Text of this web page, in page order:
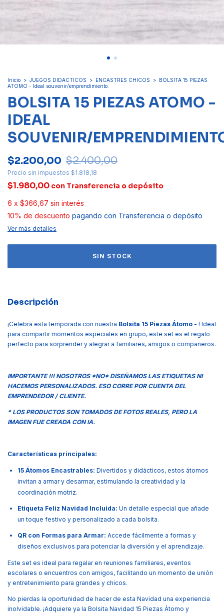
Inicio > JUEGOS DIDACTICOS > ENCASTRES CHICOS > BOLSITA 15 PIEZAS
ATOMO - Ideal souvenir/emprendimiento.
BOLSITA 15 PIEZAS ATOMO -
IDEAL
SOUVENIR/
$2.200,00 $2.400,00
Precio sin impuestos $1.818,18
$1.980,00 con Transferencia o depósito
6 x $366,67 sin interés
10% de descuento pagando con Transferencia o depósito
Ver más detalles
Descripción
¡Celebra esta temporada con nuestra Bolsita 15 Piezas Átomo - ! Ideal
para compartir momentos especiales en grupo, este set es el regalo
perfecto para sorprender y alegrar a familiares, amigos o compañeros.
IMPORTANTE !!! NOSOTROS *NO* DISEÑAMOS LAS ETIQUETAS NI
HACEMOS PERSONALIZADOS. ESO CORRE POR CUENTA DEL
EMPRENDEDOR / CLIENTE.
* LOS PRODUCTOS SON TOMADOS DE FOTOS REALES, PERO LA
IMAGEN FUE CREADA CON IA.
Características principales:
15 Átomos Encastrables: Divertidos y didácticos, estos átomos
invitan a armar y desarmar, estimulando la creatividad y la
coordinación motriz.
Etiqueta Feliz Navidad Incluida: Un detalle especial que añade
un toque festivo y personalizado a cada bolsita.
QR con Formas para Armar: Accede fácilmente a formas y
diseños exclusivos para potenciar la diversión y el aprendizaje.
Este set es ideal para regalar en reuniones familiares, eventos
escolares o encuentros con amigos, facilitando un momento de unión
y entretenimiento para grandes y chicos.
No pierdas la oportunidad de hacer de esta Navidad una experiencia
inolvidable. ¡Adquiere ya la Bolsita Navidad 15 Piezas Átomo y